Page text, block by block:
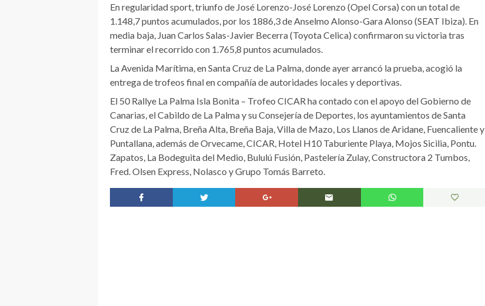
En regularidad sport, triunfo de José Lorenzo-José Lorenzo (Opel Corsa) con un total de
1.148,7 puntos acumulados, por los 1886,3 de Anselmo Alonso-Gara Alonso (SEAT Ibiza). En
media baja, Juan Carlos Salas-Javier Becerra (Toyota Celica) confirmaron su victoria tras
terminar el recorrido con 1.765,8 puntos acumulados.
La Avenida Marítima, en Santa Cruz de La Palma, donde ayer arrancó la prueba, acogió la
entrega de trofeos final en compañía de autoridades locales y deportivas.
El 50 Rallye La Palma Isla Bonita – Trofeo CICAR ha contado con el apoyo del Gobierno de
Canarias, el Cabildo de La Palma y su Consejería de Deportes, los ayuntamientos de Santa
Cruz de La Palma, Breña Alta, Breña Baja, Villa de Mazo, Los Llanos de Aridane, Fuencaliente y
Puntallana, además de Orvecame, CICAR, Hotel H10 Taburiente Playa, Mojos Sicilia, Pontu.
Zapatos, La Bodeguita del Medio, Bululú Fusión, Pastelería Zulay, Constructora 2 Tumbos,
Fred. Olsen Express, Nolasco y Grupo Tomás Barreto.